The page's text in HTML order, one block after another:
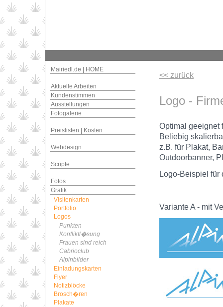
Mairiedl.de | HOME
Aktuelle Arbeiten
Kundenstimmen
Ausstellungen
Fotogalerie
Preislisten | Kosten
Webdesign
Scripte
Fotos
Grafik
Visitenkarten
Portfolio
Logos
Punkten
Konfliktl�sung
Frauen sind reich
Cabrioclub
Alpinbilder
Einladungskarten
Flyer
Notizblöcke
Brosch�ren
Plakate
<< zurück
Logo -
Optimal geeignet
Beliebig
z.B. für Plakat,
Outdoorbanner,
Logo-Beispiel für
Variante A - mit